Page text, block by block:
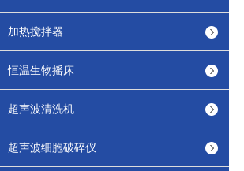
加热搅拌器
恒温生物摇床
超声波清洗机
超声波细胞破碎仪